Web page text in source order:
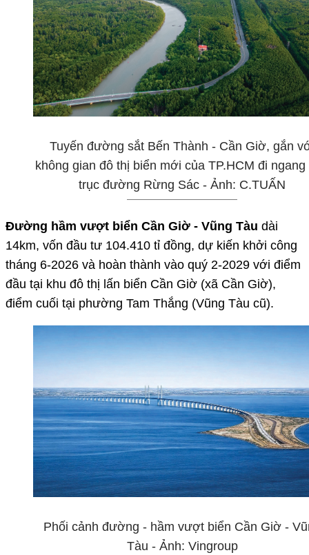
Tuyến đường sắt Bến Thành - Cần Giờ, gắn
không gian đô thị biển mới của TP.HCM đi ngang
trục đường Rừng Sác - Ảnh: C.TUẤN
Đường hầm vượt biển Cần Giờ - Vũng Tàu dài
14km, vốn đầu tư 104.410 tỉ đồng, dự kiến khởi công
tháng 6-2026 và hoàn thành vào quý 2-2029 với điểm
đầu tại khu đô thị lấn biển Cần Giờ (xã Cần Giờ),
điểm cuối tại phường Tam Thắng (Vũng Tàu cũ).
Phối cảnh đường - hầm vượt biển Cần Giờ -
Tàu - Ảnh: Vingroup